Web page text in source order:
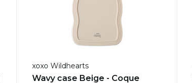
xoxo Wildhearts
Wavy case Beige - Coque